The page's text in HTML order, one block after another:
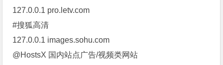
127.0.0.1 pro.letv.com
#搜狐高清
127.0.0.1 images.sohu.com
@HostsX 国内站点广告/视频类网站